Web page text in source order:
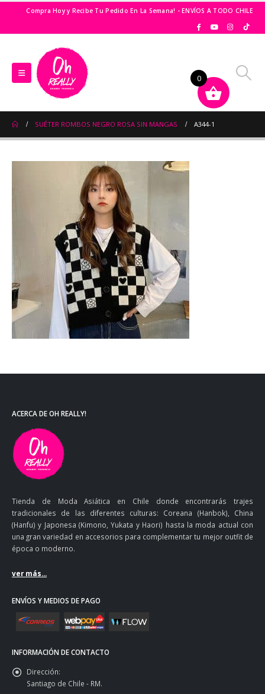
Compra Hoy y Recibe Tu Pedido En La Semana! - ENVÍOS A TODO CHILE
SUÉTER ROMBOS NEGRO ROSA SIN MANGAS A344-1
ACERCA DE OH REALLY!
Tienda de Moda Asiática en Chile donde encontrarás trajes
tradicionales de las diferentes culturas: Coreana (Hanbok), China
(Hanfu) y Japonesa (Kimono, Yukata y Haori) hasta la moda actual con
una gran variedad en accesorios para complementar tu mejor outfit de
época o moderno.
ver más...
ENVÍOS Y MEDIOS DE PAGO
INFORMACIÓN DE CONTACTO
Dirección:
Santiago de Chile - RM.
0